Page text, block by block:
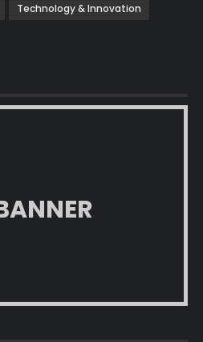
Technology & Innovation